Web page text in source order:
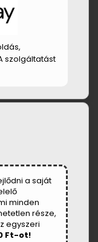
szolgáltatást
a saját
minden
része,
egyszeri
Ft-ot!